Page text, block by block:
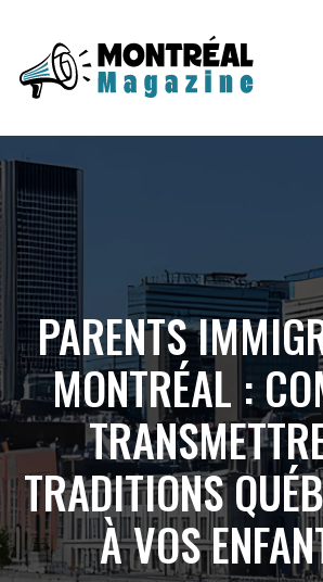
PARENTS
MONTRÉAL :
TRADITIONS
À VOS